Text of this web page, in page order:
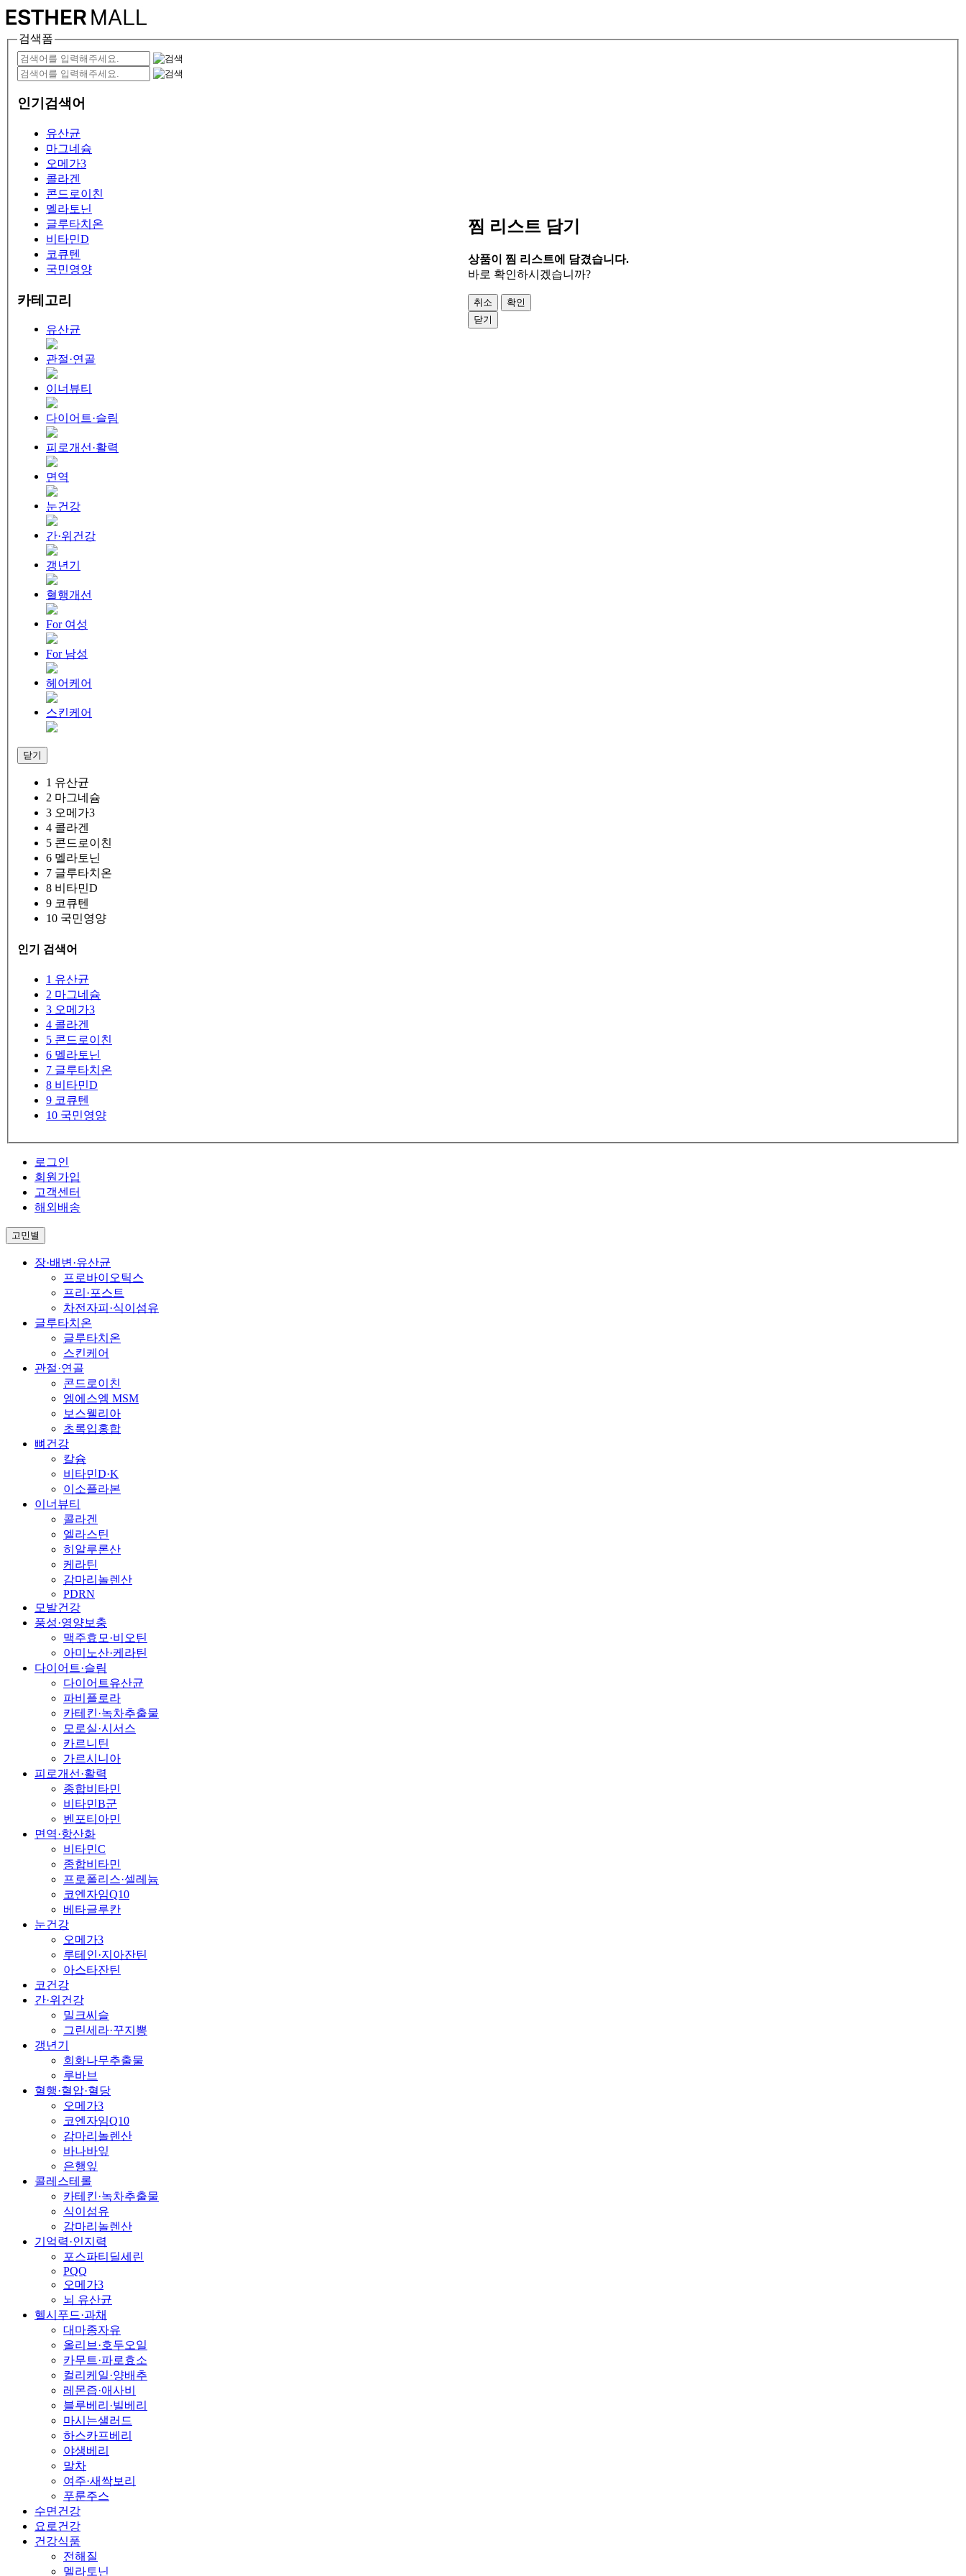
검색폼
인기검색어
유산균
마그네슘
오메가3
콜라겐
콘드로이친
멜라토닌
글루타치온
비타민D
코큐텐
국민영양
카테고리
유산균
관절·연골
이너뷰티
다이어트·슬림
피로개선·활력
면역
눈건강
간·위건강
갱년기
혈행개선
For 여성
For 남성
헤어케어
스킨케어
닫기
1 유산균
2 마그네슘
3 오메가3
4 콜라겐
5 콘드로이친
6 멜라토닌
7 글루타치온
8 비타민D
9 코큐텐
10 국민영양
인기 검색어
1 유산균
2 마그네슘
3 오메가3
4 콜라겐
5 콘드로이친
6 멜라토닌
7 글루타치온
8 비타민D
9 코큐텐
10 국민영양
로그인
회원가입
고객센터
해외배송
고민별
장·배변·유산균
프로바이오틱스
프리·포스트
차전자피·식이섬유
글루타치온
글루타치온
스킨케어
관절·연골
콘드로이친
엠에스엠 MSM
보스웰리아
초록입홍합
뼈건강
칼슘
비타민D·K
이소플라본
이너뷰티
콜라겐
엘라스틴
히알루론산
케라틴
감마리놀렌산
PDRN
모발건강
풍성·영양보충
맥주효모·비오틴
아미노산·케라틴
다이어트·슬림
다이어트유산균
파비플로라
카테킨·녹차추출물
모로실·시서스
카르니틴
가르시니아
피로개선·활력
종합비타민
비타민B군
벤포티아민
면역·항산화
비타민C
종합비타민
프로폴리스·셀레늄
코엔자임Q10
베타글루칸
눈건강
오메가3
루테인·지아잔틴
아스타잔틴
코건강
간·위건강
밀크씨슬
그린세라·꾸지뽕
갱년기
회화나무추출물
루바브
혈행·혈압·혈당
오메가3
코엔자임Q10
감마리놀렌산
바나바잎
은행잎
콜레스테롤
카테킨·녹차추출물
식이섬유
감마리놀렌산
기억력·인지력
포스파티딜세린
PQQ
오메가3
뇌 유산균
헬시푸드·과채
대마종자유
올리브·호두오일
카무트·파로효소
컬리케일·양배추
레몬즙·애사비
블루베리·빌베리
마시는샐러드
하스카프베리
야생베리
말차
여주·새싹보리
푸룬주스
수면건강
요로건강
건강식품
전해질
멜라토닌
찜 리스트 담기
상품이 찜 리스트에 담겼습니다.
바로 확인하시겠습니까?
취소
확인
닫기